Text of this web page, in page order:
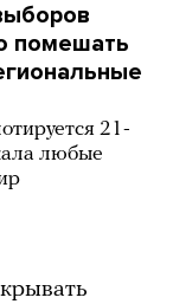
помешать
21-
любые